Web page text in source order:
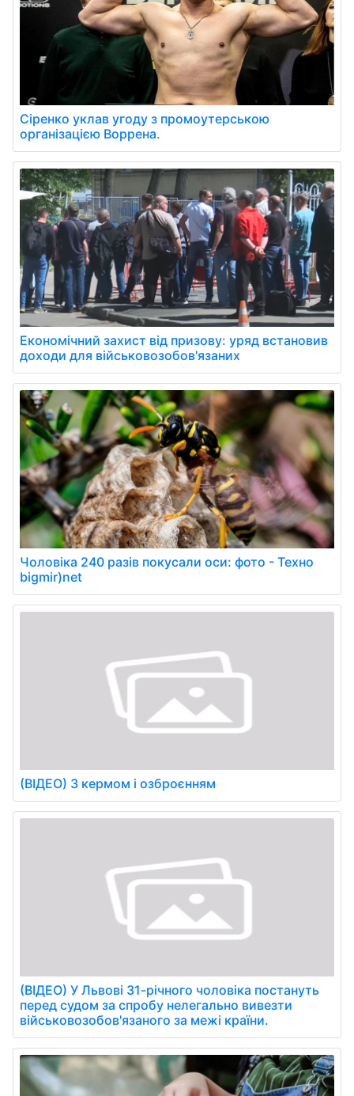
Сіренко уклав угоду з промоутерською
організацією Воррена.
Економічний захист від призову: уряд встановив
доходи для військовозобов'язаних
Чоловіка 240 разів покусали оси: фото - Техно
bigmir)net
(ВІДЕО) З кермом і озброєнням
(ВІДЕО) У Львові 31-річного чоловіка постануть
перед судом за спробу нелегально вивезти
військовозобов'язаного за межі країни.